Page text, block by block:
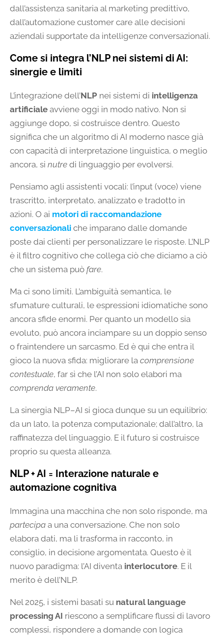
dall’assistenza sanitaria al marketing predittivo,
dall’automazione customer care alle decisioni
aziendali supportate da intelligenze conversazionali.
Come si integra l’NLP nei sistemi di AI:
sinergie e limiti
L’integrazione dell’NLP nei sistemi di intelligenza
artificiale avviene oggi in modo nativo. Non si
aggiunge dopo, si costruisce dentro. Questo
significa che un algoritmo di AI moderno nasce già
con capacità di interpretazione linguistica, o meglio
ancora, si nutre di linguaggio per evolversi.
Pensiamo agli assistenti vocali: l’input (voce) viene
trascritto, interpretato, analizzato e tradotto in
azioni. O ai motori di raccomandazione
conversazionali che imparano dalle domande
poste dai clienti per personalizzare le risposte. L’NLP
è il filtro cognitivo che collega ciò che diciamo a ciò
che un sistema può fare.
Ma ci sono limiti. L’ambiguità semantica, le
sfumature culturali, le espressioni idiomatiche sono
ancora sfide enormi. Per quanto un modello sia
evoluto, può ancora inciampare su un doppio senso
o fraintendere un sarcasmo. Ed è qui che entra il
gioco la nuova sfida: migliorare la comprensione
contestuale, far sì che l’AI non solo elabori ma
comprenda veramente.
La sinergia NLP–AI si gioca dunque su un equilibrio:
da un lato, la potenza computazionale; dall’altro, la
raffinatezza del linguaggio. E il futuro si costruisce
proprio su questa alleanza.
NLP + AI = Interazione naturale e
automazione cognitiva
Immagina una macchina che non solo risponde, ma
partecipa a una conversazione. Che non solo
elabora dati, ma li trasforma in racconto, in
consiglio, in decisione argomentata. Questo è il
nuovo paradigma: l’AI diventa interlocutore. E il
merito è dell’NLP.
Nel 2025, i sistemi basati su natural language
processing AI riescono a semplificare flussi di lavoro
complessi, rispondere a domande con logica